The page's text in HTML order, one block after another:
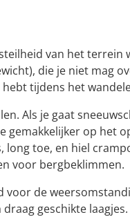
van het terrein
die je niet mag
tijdens het
Als je gaat
gemakkelijker op het
toe, en hiel
voor bergbeklimmen.
voor de
geschikte